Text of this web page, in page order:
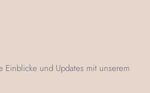
Einblicke und Updates mit unserem